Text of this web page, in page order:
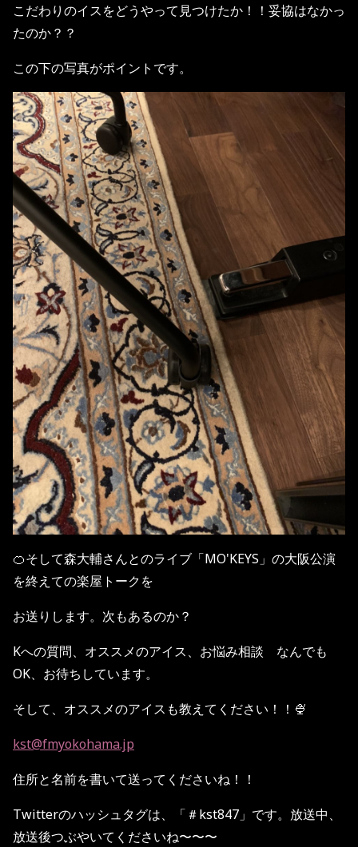
こだわりのイスをどうやって見つけたか！！妥協はなかっ
たのか？？
この下の写真がポイントです。
🍊そして森大輔さんとのライブ「MO'KEYS」の大阪公演
を終えての楽屋トークを
お送りします。次もあるのか？
Kへの質問、オススメのアイス、お悩み相談 なんでも
OK、お待ちしています。
そして、オススメのアイスも教えてください！！🍨
kst@fmyokohama.jp
住所と名前を書いて送ってくださいね！！
Twitterのハッシュタグは、「＃kst847」です。放送中、
放送後つぶやいてくださいね〜〜〜